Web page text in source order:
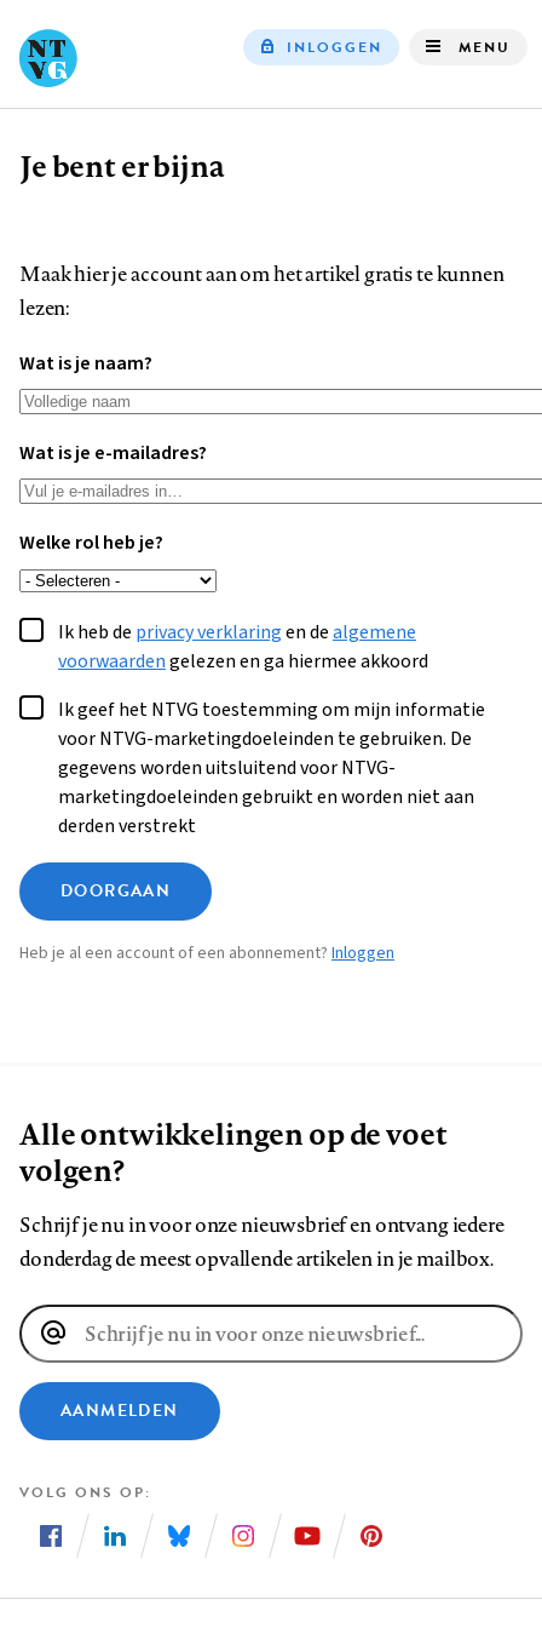
INLOGGEN MENU
Kruimelpad
Je bent er bijna
Maak hier je account aan om het artikel gratis te kunnen
lezen:
Wat is je naam?
Wat is je e-mailadres?
Welke rol heb je?
Ik heb de privacy verklaringen dealgemene
voorwaardengelezen en ga hiermee akkoord
Ik geef het NTVG toestemming om mijn informatie
voor NTVG-marketingdoeleinden te gebruiken. De
gegevens worden uitsluitend voor NTVG-
marketingdoeleinden gebruikt en worden niet aan
derden verstrekt
DOORGAAN
Heb je al een account of een abonnement? Inloggen
Alle ontwikkelingen op de voet
volgen?
Schrijf je nu in voor onze nieuwsbrief en ontvang iedere
donderdag de meest opvallende artikelen in je mailbox.
E-
mailadres
AANMELDEN
VOLG ONS OP
ons
ons
ons
ons
ons
ons